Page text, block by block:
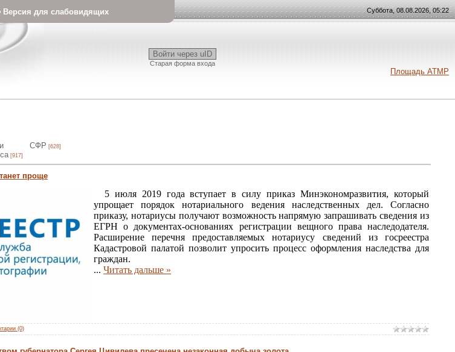
Версия для слабовидящих Суббота, 08.08.2026, 05:22
Войти через uID
Старая форма входа
Площадь АТМР
[917]
СФР [628]
проще
5 июля 2019 года вступает в силу приказ Минэкономразвития, который
упрощает порядок нотариального ведения наследственных дел. Согласно
приказу, нотариусы получают возможность напрямую запрашивать сведения из
ЕГРН о документах-основаниях регистрации вещного права наследодателя.
Расширение перечня предоставляемых нотариусу сведений из госреестра
Кадастровой палатой позволит упросить процесс оформления наследства для
граждан.
... Читать дальше »
(0)